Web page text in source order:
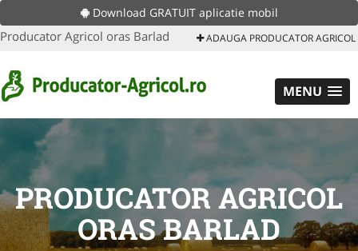
Download GRATUIT aplicatie mobil
Producator Agricol oras Barlad ADAUGA PRODUCATOR AGRICOL
MENU
PRODUCATOR AGRICOL
ORAS BARLAD